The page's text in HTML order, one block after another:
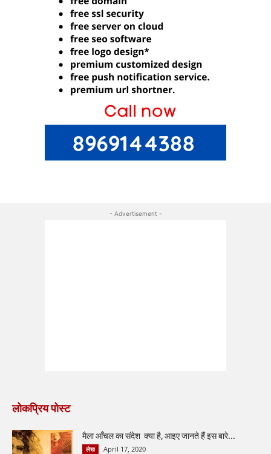
- Advertisement -
लोकप्रिय पोस्ट
मैला आँचल का संदेश क्या है, आइए जानते हैं इस बारे...
लेख April 17, 2020